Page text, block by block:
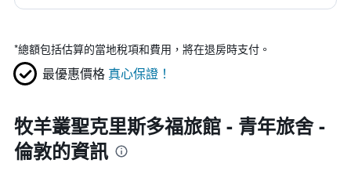
*總額包括估算的當地稅項和費用，將在退房時支付。
最優惠價格 真心保證！
牧羊叢聖克里斯多福旅館 - 青年旅舍 -
倫敦的資訊